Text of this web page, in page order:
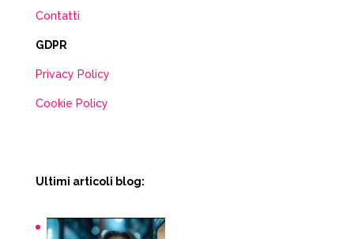
Contatti
GDPR
Privacy Policy
Cookie Policy
Ultimi articoli blog: